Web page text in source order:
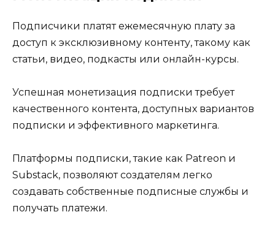
Подписчики платят ежемесячную плату за
доступ к эксклюзивному контенту, такому как
статьи, видео, подкасты или онлайн-курсы.
Успешная монетизация подписки требует
качественного контента, доступных вариантов
подписки и эффективного маркетинга.
Платформы подписки, такие как Patreon и
Substack, позволяют создателям легко
создавать собственные подписные службы и
получать платежи.